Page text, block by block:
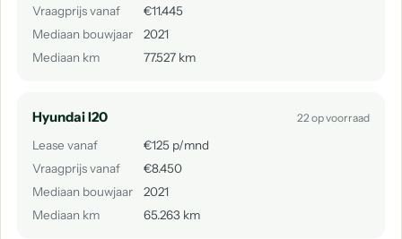
Vraagprijs vanaf
€11.445
Mediaan bouwjaar
2021
Mediaan km
77.527 km
Hyundai I20 22 op voorraad
Lease vanaf
€125 p/mnd
Vraagprijs vanaf
€8.450
Mediaan bouwjaar
2021
Mediaan km
65.263 km